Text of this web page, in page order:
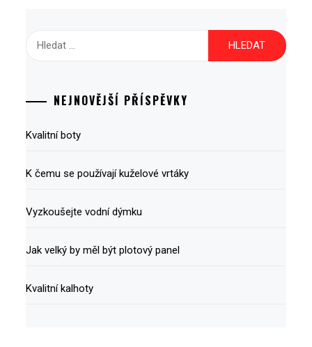
NEJNOVĚJŠÍ PŘÍSPĚVKY
Kvalitní boty
K čemu se používají kuželové vrtáky
Vyzkoušejte vodní dýmku
Jak velký by měl být plotový panel
Kvalitní kalhoty